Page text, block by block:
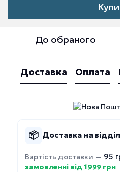
До обраного
Доставка Оплата
📦 Доставка на
Вартість доставки — 95
замовленні від 1999 грн